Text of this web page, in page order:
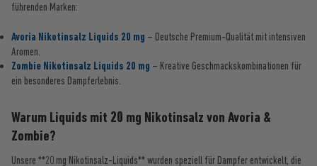
führenden Marken:
Avoria Nikotinsalz Liquids 20 mg – Deutsche Premium-Qualität mit intensiven
Aromen.
Zombie Nikotinsalz Liquids 20 mg – Kreative Geschmackskombinationen für
ein besonderes Dampferlebnis.
Warum Liquids mit 20 mg Nikotinsalz von Avoria &
Zombie?
Unsere **20 mg Nikotinsalz-Liquids** wurden speziell für Dampfer entwickelt, die